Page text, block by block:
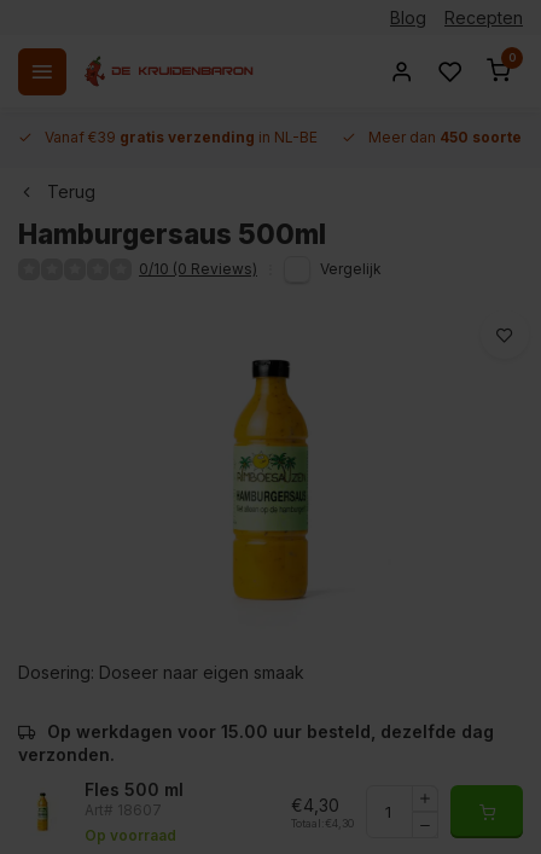
Blog Recepten
0
Vanaf €39 gratis verzending in NL-BE Meer dan 450 soorten
Terug
Hamburgersaus 500ml
0/10 (0 Reviews) Vergelijk
Dosering: Doseer naar eigen smaak
Op werkdagen voor 15.00 uur besteld, dezelfde dag
verzonden.
Fles 500 ml
Art# 18607
Op voorraad
€4,30
Totaal: €4,30